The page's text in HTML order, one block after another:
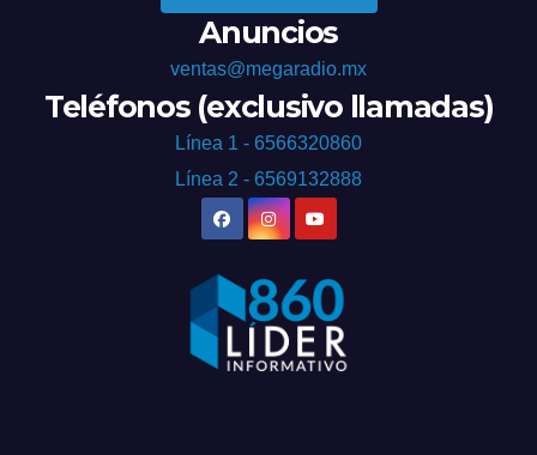
Anuncios
ventas@megaradio.mx
Teléfonos (exclusivo llamadas)
Línea 1 - 6566320860
Línea 2 - 6569132888